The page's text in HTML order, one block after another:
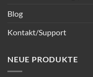
Blog
Kontakt/Support
NEUE PRODUKTE